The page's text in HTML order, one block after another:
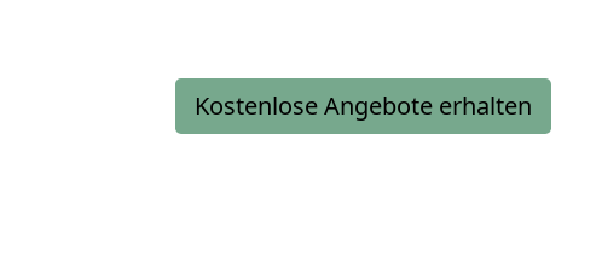
Kostenlose Angebote erhalten